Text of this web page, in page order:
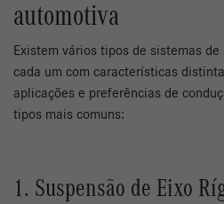
automotiva
Existem vários tipos de sistemas
cada um com características
aplicações e preferências de
tipos mais comuns:
1. Suspensão de Eixo